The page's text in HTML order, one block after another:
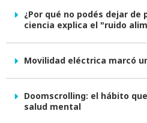
¿Por qué no podés dejar de
ciencia explica el "ruido
Movilidad eléctrica marcó
Doomscrolling: el hábito
salud mental